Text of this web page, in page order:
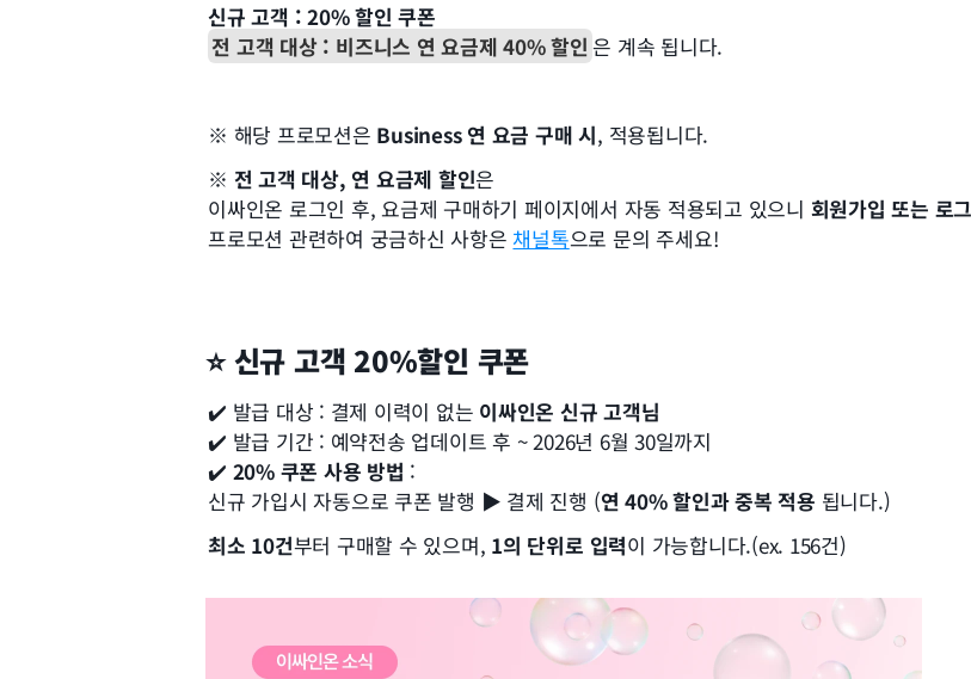
신규 고객 : 20% 할인 쿠폰
전 고객 대상 : 비즈니스 연 요금제 40% 할인 은 계속 됩니다.
※ 해당 프로모션은 Business 연 요금 구매 시, 적용됩니다.
※ 전 고객 대상, 연 요금제 할인은
이싸인온 로그인 후, 요금제 구매하기 페이지에서 자동 적용되고 있으니 회원가입 또는 로
프로모션 관련하여 궁금하신 사항은 채널톡으로 문의 주세요!
⭐ 신규 고객 20%할인 쿠폰
✔️ 발급 대상 : 결제 이력이 없는 이싸인온 신규 고객님
✔️ 발급 기간 : 예약전송 업데이트 후 ~ 2026년 6월 30일까지
✔️ 20% 쿠폰 사용 방법 :
신규 가입시 자동으로 쿠폰 발행 ▶ 결제 진행 (연 40% 할인과 중복 적용 됩니다.)
최소 10건부터 구매할 수 있으며, 1의 단위로 입력이 가능합니다.(ex. 156건)